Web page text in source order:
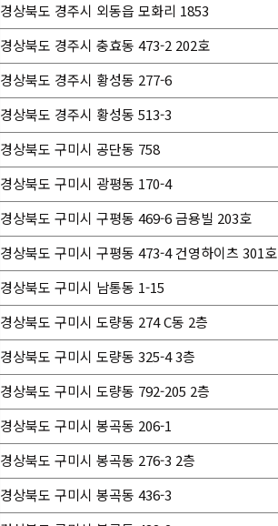
경상북도 경주시 외동읍 모화리 1853
경상북도 경주시 충효동 473-2 202호
경상북도 경주시 황성동 277-6
경상북도 경주시 황성동 513-3
경상북도 구미시 공단동 758
경상북도 구미시 광평동 170-4
경상북도 구미시 구평동 469-6 금용빌 203호
경상북도 구미시 구평동 473-4 건영하이츠 301호
경상북도 구미시 남통동 1-15
경상북도 구미시 도량동 274 C동 2층
경상북도 구미시 도량동 325-4 3층
경상북도 구미시 도량동 792-205 2층
경상북도 구미시 봉곡동 206-1
경상북도 구미시 봉곡동 276-3 2층
경상북도 구미시 봉곡동 436-3